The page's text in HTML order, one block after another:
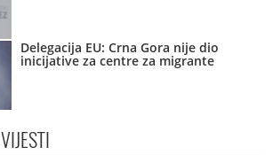
Delegacija EU: Crna Gora nije dio
inicijative za centre za migrante
VIJESTI